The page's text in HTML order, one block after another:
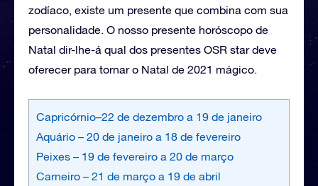
zodíaco, existe um presente que combina com sua
personalidade. O nosso presente horóscopo de
Natal dir-lhe-á qual dos presentes OSR star deve
oferecer para tornar o Natal de 2021 mágico.
Capricórnio–22 de dezembro a 19 de janeiro
Aquário – 20 de janeiro a 18 de fevereiro
Peixes – 19 de fevereiro a 20 de março
Carneiro – 21 de março a 19 de abril